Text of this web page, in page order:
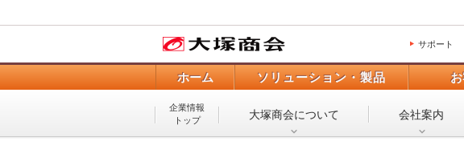
サポート
ホーム ソリューション・製品
企業情報
トップ
大塚商会について 会社案内